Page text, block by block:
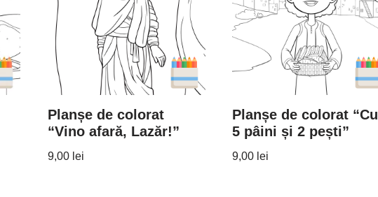
Planșe de colorat
“Vino afară, Lazăr!”
9,00 lei
Planșe de colorat “Cu
5 pâini și 2 pești”
9,00 lei